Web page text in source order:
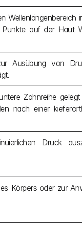
Wellenlängenbereich
auf der Haut
Ausübung von
Zahnreihe
nach einer
Druck
Körpers oder zur